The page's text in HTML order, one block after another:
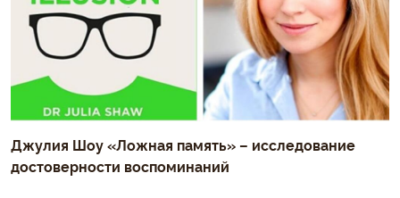
Джулия Шоу «Ложная память» – исследование
достоверности воспоминаний